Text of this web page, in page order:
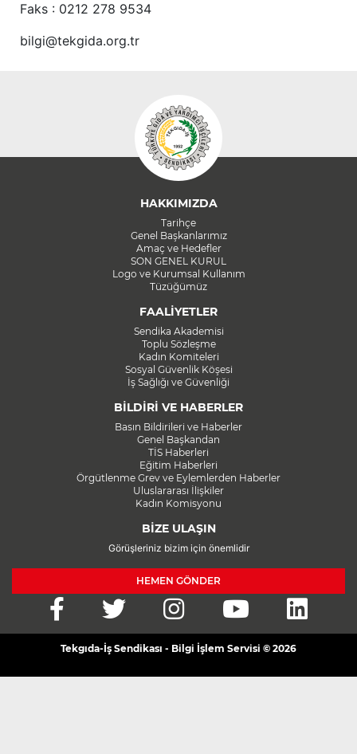
Faks : 0212 278 9534
bilgi@tekgida.org.tr
HAKKIMIZDA
Tarihçe
Genel Başkanlarımız
Amaç ve Hedefler
SON GENEL KURUL
Logo ve Kurumsal Kullanım
Tüzüğümüz
FAALİYETLER
Sendika Akademisi
Toplu Sözleşme
Kadın Komiteleri
Sosyal Güvenlik Köşesi
İş Sağlığı ve Güvenliği
BİLDİRİ VE HABERLER
Basın Bildirileri ve Haberler
Genel Başkandan
TİS Haberleri
Eğitim Haberleri
Örgütlenme Grev ve Eylemlerden Haberler
Uluslararası İlişkiler
Kadın Komisyonu
BİZE ULAŞIN
Görüşleriniz bizim için önemlidir
HEMEN GÖNDER
Tekgıda-İş Sendikası - Bilgi İşlem Servisi © 2026